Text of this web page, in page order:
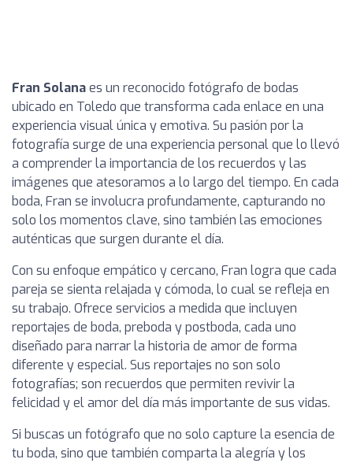
Fran Solanaes un reconocido fotógrafo de bodas
ubicado en Toledo que transforma cada enlace en una
experiencia visual única y emotiva. Su pasión por la
fotografía surge de una experiencia personal que lo llevó
a comprender la importancia de los recuerdos y las
imágenes que atesoramos a lo largo del tiempo. En cada
boda, Fran se involucra profundamente, capturando no
solo los momentos clave, sino también las emociones
auténticas que surgen durante el día.
Con su enfoque empático y cercano, Fran logra que cada
pareja se sienta relajada y cómoda, lo cual se refleja en
su trabajo. Ofrece servicios a medida que incluyen
reportajes de boda, preboda y postboda, cada uno
diseñado para narrar la historia de amor de forma
diferente y especial. Sus reportajes no son solo
fotografías; son recuerdos que permiten revivir la
felicidad y el amor del día más importante de sus vidas.
Si buscas un fotógrafo que no solo capture la esencia de
tu boda, sino que también comparta la alegría y los